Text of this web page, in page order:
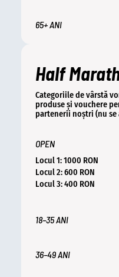
65+ ANI
Half
Categoriile de vârstă
produse și vouchere
partenerii noștri (nu
OPEN
Locul 1: 1000 RON
Locul 2: 600 RON
Locul 3: 400 RON
18–35 ANI
36–49 ANI